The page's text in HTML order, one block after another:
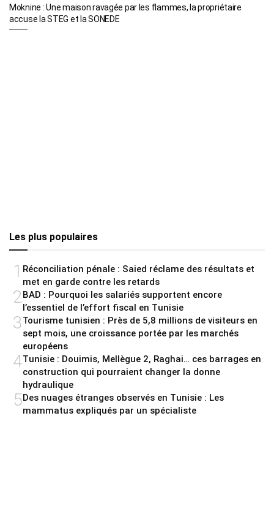
Moknine : Une maison ravagée par les flammes, la propriétaire
accuse la STEG et la SONEDE
Les plus populaires
1 Réconciliation pénale : Saied réclame des résultats et
met en garde contre les retards
2BAD : Pourquoi les salariés supportent encore
l’essentiel de l’effort fiscal en Tunisie
3Tourisme tunisien : Près de 5,8 millions de visiteurs en
sept mois, une croissance portée par les marchés
européens
4Tunisie : Douimis, Mellègue 2, Raghai… ces barrages en
construction qui pourraient changer la donne
hydraulique
5Des nuages étranges observés en Tunisie : Les
mammatus expliqués par un spécialiste